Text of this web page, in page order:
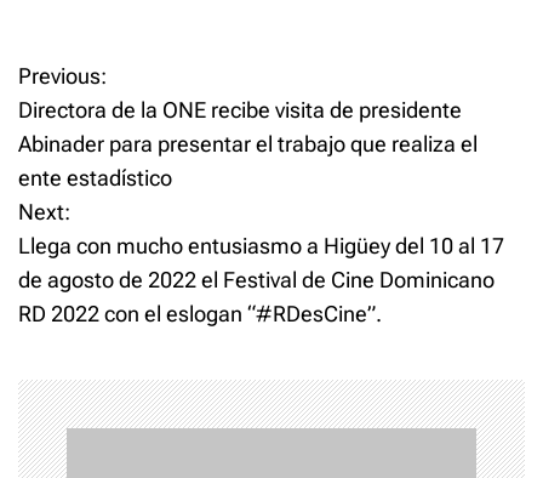
P
o
s
t
n
v
i
Previous:
Directora de la ONE recibe visita de presidente
Abinader para presentar el trabajo que realiza el
ente estadístico
Next:
Llega con mucho entusiasmo a Higüey del 10 al 17
de agosto de 2022 el Festival de Cine Dominicano
RD 2022 con el eslogan “#RDesCine”.